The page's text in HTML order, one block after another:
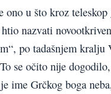
ono u što kroz teleskop
nazvati
po tadašnjem kralju
se očito nije
ime Grčkog boga